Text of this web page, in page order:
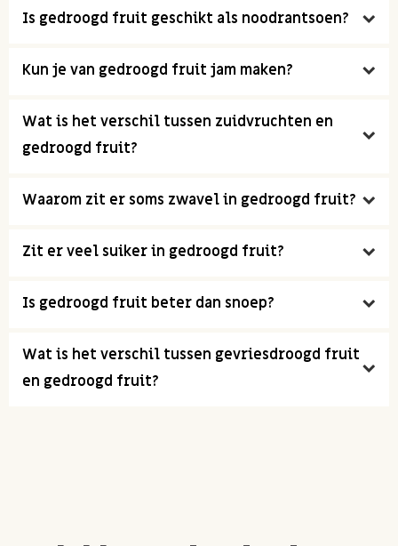
Is gedroogd fruit geschikt als noodrantsoen?
Kun je van gedroogd fruit jam maken?
Wat is het verschil tussen zuidvruchten en
gedroogd fruit?
Waarom zit er soms zwavel in gedroogd fruit?
Zit er veel suiker in gedroogd fruit?
Is gedroogd fruit beter dan snoep?
Wat is het verschil tussen gevriesdroogd fruit
en gedroogd fruit?